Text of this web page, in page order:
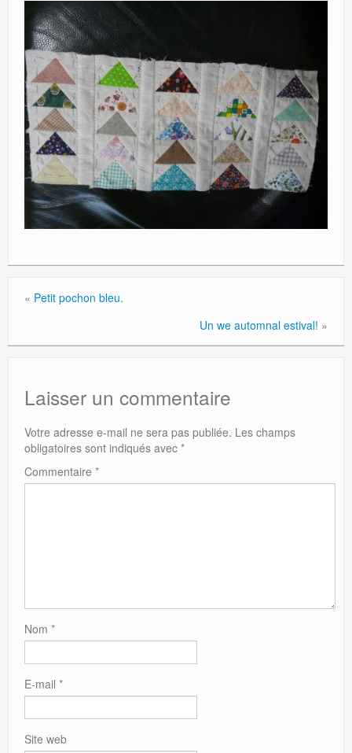
« Petit pochon bleu.
Un we automnal estival! »
Laisser un commentaire
Votre adresse e-mail ne sera pas publiée. Les champs
obligatoires sont indiqués avec *
Commentaire *
Nom *
E-mail *
Site web